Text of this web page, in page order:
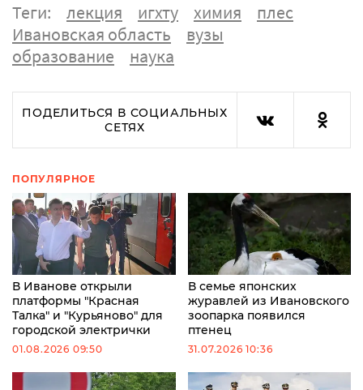
Теги: лекция игхту химия
плес
Ивановская область
вузы
образование
наука
ПОДЕЛИТЬСЯ В СОЦИАЛЬНЫХ
СЕТЯХ
ПОПУЛЯРНОЕ
В Иванове открыли
платформы "Красная
Талка" и "Курьяново" для
городской электрички
01.08.2026 09:50
В семье японских
журавлей из Ивановского
зоопарка появился
птенец
31.07.2026 10:36